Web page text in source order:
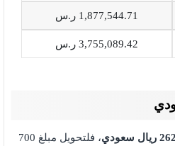
1,877,544.71 ر.س
3,755,089.42 ر.س
ريال سعودي
، فلتحويل مبلغ 700